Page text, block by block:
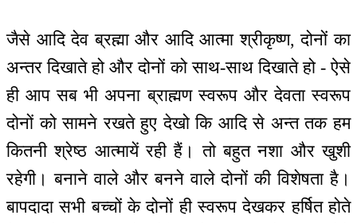
जैसे आदि देव ब्रह्मा और आदि आत्मा श्रीकृष्ण, दोनों का
अन्तर दिखाते हो और दोनों को साथ-साथ दिखाते हो - ऐसे
ही आप सब भी अपना ब्राह्मण स्वरूप और देवता स्वरूप
दोनों को सामने रखते हुए देखो कि आदि से अन्त तक हम
कितनी श्रेष्ठ आत्मायें रही हैं। तो बहुत नशा और खुशी
रहेगी। बनाने वाले और बनने वाले दोनों की विशेषता है।
बापदादा सभी बच्चों के दोनों ही स्वरूप देखकर हर्षित होते